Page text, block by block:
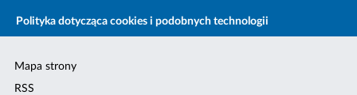
Polityka dotycząca cookies i podobnych technologii
Mapa strony
RSS